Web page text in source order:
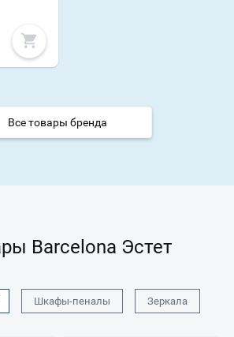
Все товары бренда
Barcelona Эстет
Шкафы-пеналы Зеркала